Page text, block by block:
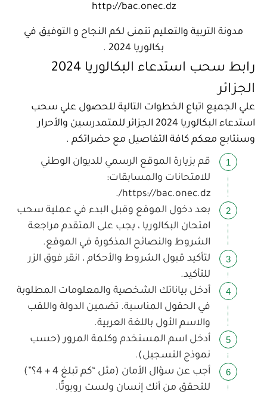
http://bac.onec.dz
مدونة التربية والتعليم تتمنى لكم النجاح و التوفيق في
بكالوريا 2024 .
رابط سحب استدعاء البكالوريا 2024
الجزائر
علي الجميع اتباع الخطوات التالية للحصول علي سحب
استدعاء البكالوريا 2024 الجزائر للمتمدرسين والأحرار
وسنتابع معكم كافة التفاصيل مع حضراتكم .
قم بزيارة الموقع الرسمي للديوان الوطني
للامتحانات والمسابقات:
https://bac.onec.dz/
.
بعد دخول الموقع وقبل البدء في عملية سحب
امتحان البكالوريا ، يجب على المتقدم مراجعة
الشروط والنصائح المذكورة في الموقع.
لتأكيد قبول الشروط والأحكام ، انقر فوق الزر
للتأكيد.
أدخل بياناتك الشخصية والمعلومات المطلوبة
في الحقول المناسبة. تضمين الدولة واللقب
والاسم الأول باللغة العربية.
أدخل اسم المستخدم وكلمة المرور (حسب
نموذج التسجيل).
أجب عن سؤال الأمان (مثل “كم تبلغ 4 + 4؟”)
للتحقق من أنك إنسان ولست روبوتًا.